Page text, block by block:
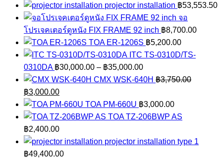
เสียง
free
shipping
ชิ้น
projector installation ฿53,553.50
จอ
โปรเจคเตอร์ดูหนัง FIX FRAME 92 inch ฿8,700.00
TOA ER-1206S ฿5,200.00
ITC TS-0310D/TS-
0310DA ฿30,000.00 – ฿35,000.00Price
range:
through
฿35,000.00
CMX WSK-640H ฿3,750.00
Original
price
was:
฿3,750.00.
฿3,000.00Current
price
is:
฿3,000.00.
TOA PM-660U ฿3,000.00
TOA TZ-206BWP AS
฿2,400.00
projector installation type 1
฿49,400.00